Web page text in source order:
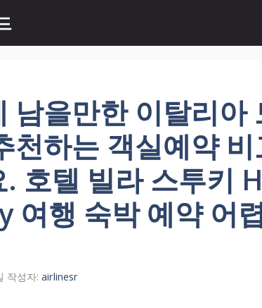
남을만한 이탈리아
천하는 객실예약
. 호텔 빌라 스투키
여행 숙박 예약 어
작성자: airlinesr